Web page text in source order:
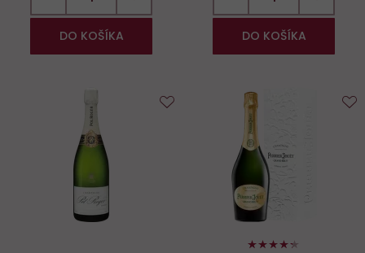
DO KOŠÍKA DO KOŠÍKA
obľúbených
86%